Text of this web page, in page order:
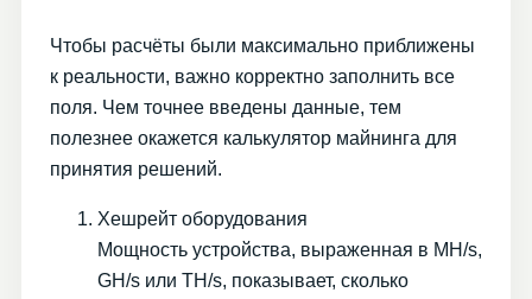
Чтобы расчёты были максимально приближены
к реальности, важно корректно заполнить все
поля. Чем точнее введены данные, тем
полезнее окажется калькулятор майнинга для
принятия решений.
Хешрейт оборудования
Мощность устройства, выраженная в MH/s,
GH/s или TH/s, показывает, сколько